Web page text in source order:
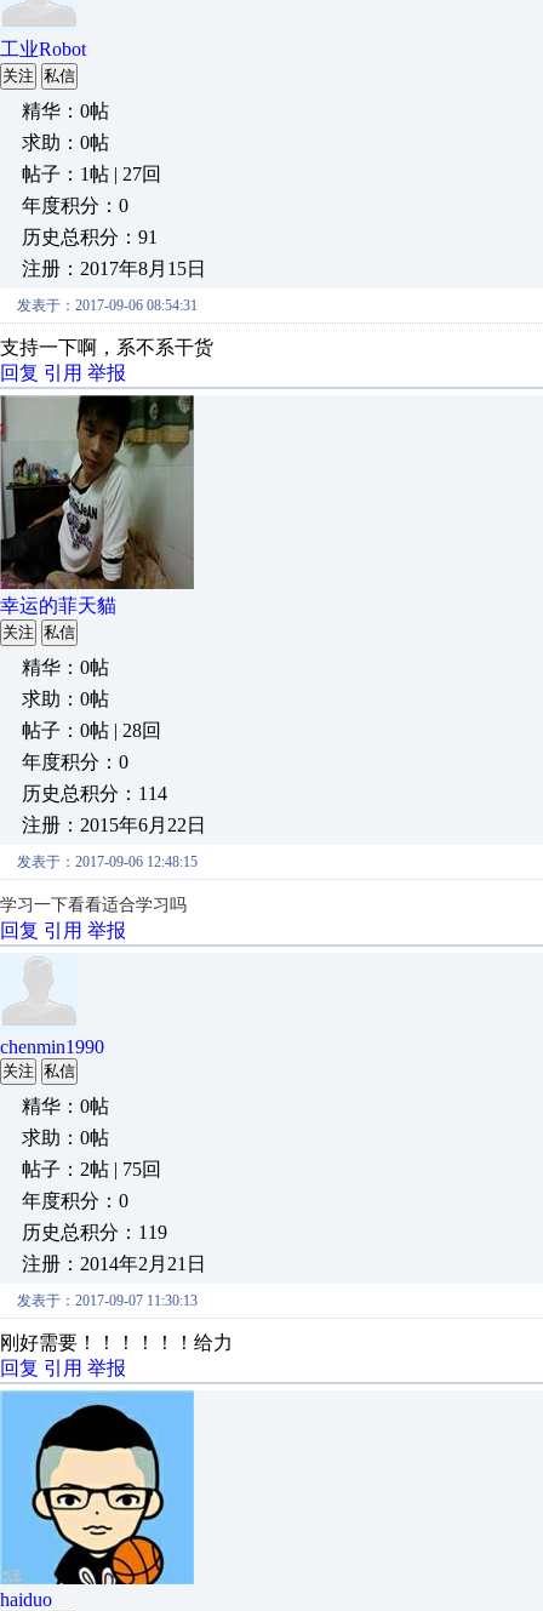
工业Robot
关注 私信
精华：0帖
求助：0帖
帖子：1帖 | 27回
年度积分：0
历史总积分：91
注册：2017年8月15日
发表于：2017-09-06 08:54:31
支持一下啊，系不系干货
回复 引用 举报
幸运的菲天貓
关注 私信
精华：0帖
求助：0帖
帖子：0帖 | 28回
年度积分：0
历史总积分：114
注册：2015年6月22日
发表于：2017-09-06 12:48:15
学习一下看看适合学习吗
回复 引用 举报
chenmin1990
关注 私信
精华：0帖
求助：0帖
帖子：2帖 | 75回
年度积分：0
历史总积分：119
注册：2014年2月21日
发表于：2017-09-07 11:30:13
刚好需要！！！！！！给力
回复 引用 举报
haiduo